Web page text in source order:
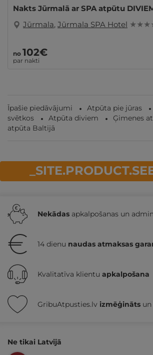
Nakts Jūrmalā ar SPA atpūtu
Jūrmala, Jūrmala SPA Hotel ★ ★ ★
no 102€
par nakti
Īpašie piedāvājumi Atpūta pie jūras
svētkos
Atpūta diviem Ģimenes
atpūta Baltijā
Nekādas apkalpošanas un
14 dienu naudas atmaksas
Kvalitatīva klientu apkalpošana
GribuAtpusties.lv izmēģināts un
Ne tikai Latvijā